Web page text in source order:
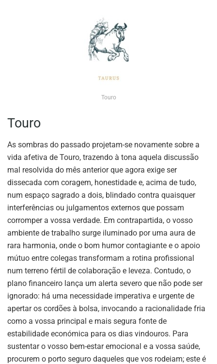
Touro
Touro
As sombras do passado projetam-se novamente sobre a
vida afetiva de Touro, trazendo à tona aquela discussão
mal resolvida do mês anterior que agora exige ser
dissecada com coragem, honestidade e, acima de tudo,
num espaço sagrado a dois, blindado contra quaisquer
interferências ou julgamentos externos que possam
corromper a vossa verdade. Em contrapartida, o vosso
ambiente de trabalho surge iluminado por uma aura de
rara harmonia, onde o bom humor contagiante e o apoio
mútuo entre colegas transformam a rotina profissional
num terreno fértil de colaboração e leveza. Contudo, o
plano financeiro lança um alerta severo que não pode ser
ignorado: há uma necessidade imperativa e urgente de
apertar os cordões à bolsa, invocando a racionalidade fria
como a vossa principal e mais segura fonte de
estabilidade económica para os dias vindouros. Para
sustentar o vosso bem-estar emocional e a vossa saúde,
procurem o porto seguro daqueles que vos rodeiam; este é